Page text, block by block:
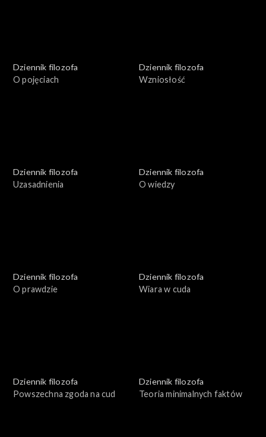
Dziennik filozofa
O pojęciach
Dziennik filozofa
Wzniosłość
Dziennik filozofa
Uzasadnienia
Dziennik filozofa
O wiedzy
Dziennik filozofa
O prawdzie
Dziennik filozofa
Wiara w cuda
Dziennik filozofa
Powszechna zgoda na cud
Dziennik filozofa
Teoria minimalnych faktów